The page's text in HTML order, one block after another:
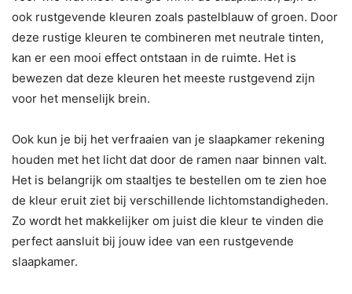
ook rustgevende kleuren zoals pastelblauw of groen. Door
deze rustige kleuren te combineren met neutrale tinten,
kan er een mooi effect ontstaan in de ruimte. Het is
bewezen dat deze kleuren het meeste rustgevend zijn
voor het menselijk brein.
Ook kun je bij het verfraaien van je slaapkamer rekening
houden met het licht dat door de ramen naar binnen valt.
Het is belangrijk om staaltjes te bestellen om te zien hoe
de kleur eruit ziet bij verschillende lichtomstandigheden.
Zo wordt het makkelijker om juist die kleur te vinden die
perfect aansluit bij jouw idee van een rustgevende
slaapkamer.